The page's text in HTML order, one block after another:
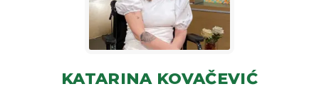
KATARINA KOVAČEVIĆ